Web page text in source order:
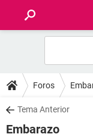
FOROS
SALUD
Foros
Tema Anterior
Embarazo